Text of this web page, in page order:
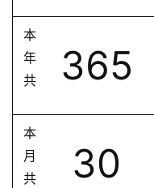
本
年
共
365
本
月
共
30